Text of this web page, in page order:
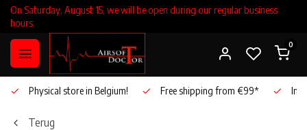
On Saturday, August 15, we will be open during our regular business
hours.
0
Physical store in Belgium! Free shipping from €99*
Terug